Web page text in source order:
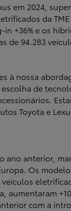
em 2024,
da TME
+36% e os
de 94.283
à nossa
de
Toyota e
ano anterior,
Os
aumentaram
com a